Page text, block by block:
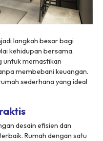
langkah besar bagi
kehidupan bersama.
untuk memastikan
membebani keuangan.
sederhana yang ideal
desain efisien dan
Rumah dengan satu